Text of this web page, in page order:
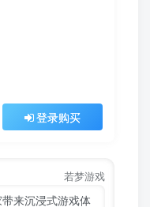
登录购买
若梦游戏
来沉浸式游戏体